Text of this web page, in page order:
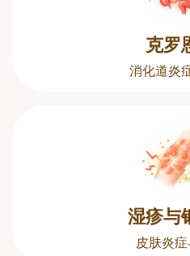
克罗
消化道炎
湿疹与
皮肤炎